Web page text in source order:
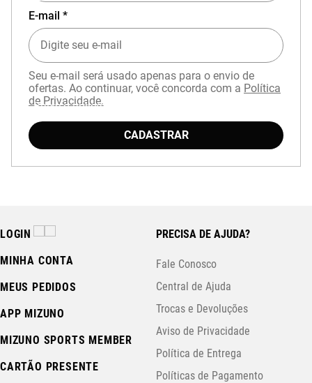
Baixe o aplicativo Mizuno e garanta
com cupomAPP15.
E-mail *
Seu e-mail será usado apenas para o envio de
ofertas. Ao continuar, você concorda com a Política
de Privacidade.
CADASTRAR
LOGIN
MINHA CONTA
MEUS PEDIDOS
APP MIZUNO
MIZUNO SPORTS MEMBER
CARTÃO PRESENTE
PRECISA DE AJUDA?
Fale Conosco
Central de Ajuda
Trocas e Devoluções
Aviso de Privacidade
Política de Entrega
Políticas de Pagamento